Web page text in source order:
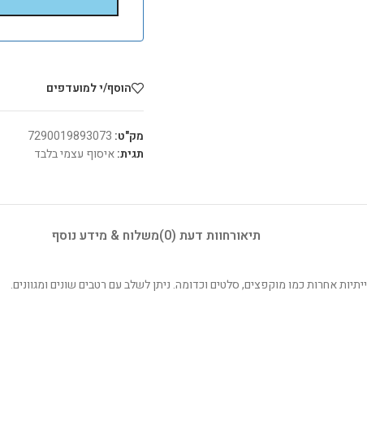
הוסף/י למועדפים
מק"ט: 7290019893073
תגית:איסוף עצמי בלבד
תיאורחוות דעת (0) משלוח & מידע נוסף
אחרות כמו מוקפצים, סלטים וכדומה. ניתן לשלב עם רטבים שונים ומגוונים.